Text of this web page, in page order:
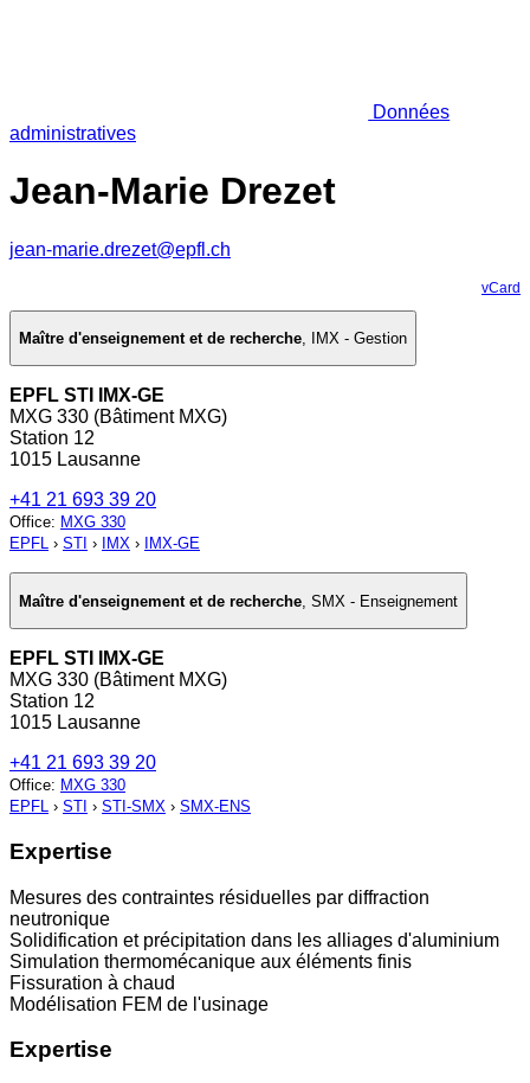
Données
administratives
Jean-Marie Drezet
jean-marie.drezet@epfl.ch
vCard
Maître d'enseignement et de recherche, IMX - Gestion
EPFL STI IMX-GE
MXG 330 (Bâtiment MXG)
Station 12
1015 Lausanne
+41 21 693 39 20
Office: MXG 330
EPFL › STI › IMX › IMX-GE
Maître d'enseignement et de recherche SMX - Enseignement
EPFL STI IMX-GE
MXG 330 (Bâtiment MXG)
Station 12
1015 Lausanne
+41 21 693 39 20
Office: MXG 330
EPFL › STI › STI-SMX › SMX-ENS
Expertise
Mesures des contraintes résiduelles par diffraction
neutronique
Solidification et précipitation dans les alliages d'aluminium
Simulation thermomécanique aux éléments finis
Fissuration à chaud
Modélisation FEM de l'usinage
Expertise